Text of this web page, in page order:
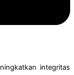
integritas